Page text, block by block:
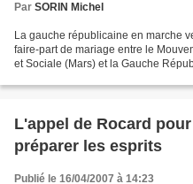
Par SORIN Michel
La gauche républicaine en marche
faire-part de mariage entre le
et Sociale (Mars) et la Gauche
L'appel de Rocard
préparer les esprits
Publié le 16/04/2007 à 14:23